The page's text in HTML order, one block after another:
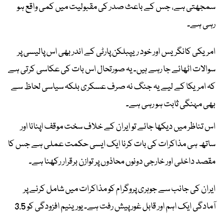
سمجھتی ہے، جس کے باعث صدر کی مقبولیت میں کمی واقع ہو
رہی ہے۔
امریکی کانگریس اور خود ریپبلکن پارٹی کے اندر بھی اس پالیسی پر
سوالات اٹھائے جا رہے ہیں۔ یہ صورتحال اس بات کی عکاسی کرتی ہے
کہ امریکا کے لیے یہ جنگ نہ صرف عسکری بلکہ سیاسی لحاظ سے
بھی مہنگی ثابت ہو رہی ہے۔
اس تناظر میں دیکھا جائے تو ایران کے خلاف سخت موقف اپنانا اور
ساتھ ہی مذاکرات کی بات کرنا ایک ایسی حکمت عملی ہے جس کا
مقصد داخلی اور خارجی دونوں محاذوں پر توازن برقرار رکھنا ہے۔
ایران کی جانب سے جوہری پروگرام کو مذاکرات میں شامل کرنے پر
آمادگی ایک اہم اور قابل غور پیش رفت ہے۔ یورینیم افزودگی کو 3.5